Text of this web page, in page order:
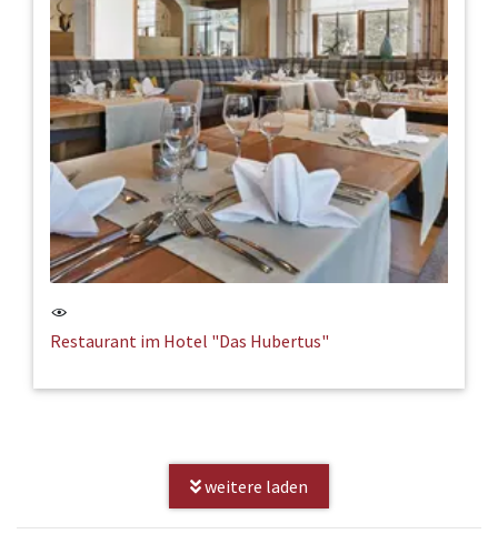
Restaurant im Hotel "Das Hubertus"
weitere laden